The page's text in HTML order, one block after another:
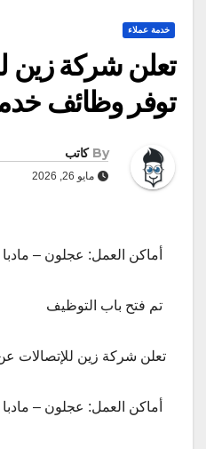
خدمة عملاء
تعلن شركة زين
توفر وظائف
By كاتب
مايو 26, 2026
أماكن العمل: عجلون –
تم فتح باب التوظيف
تعلن شركة زين للإتصالات
أماكن العمل: عجلون –